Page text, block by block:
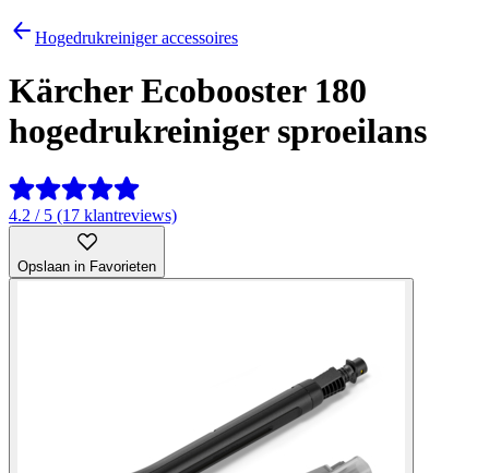
Hogedrukreiniger accessoires
Kärcher Ecobooster 180
hogedrukreiniger sproeilans
4.2 / 5 (17 klantreviews)
Opslaan in Favorieten